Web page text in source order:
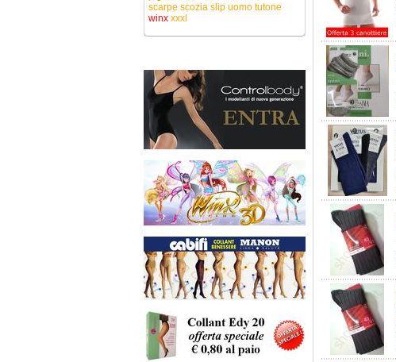
scarpe scozia slip uomo tutone
winx xxxl